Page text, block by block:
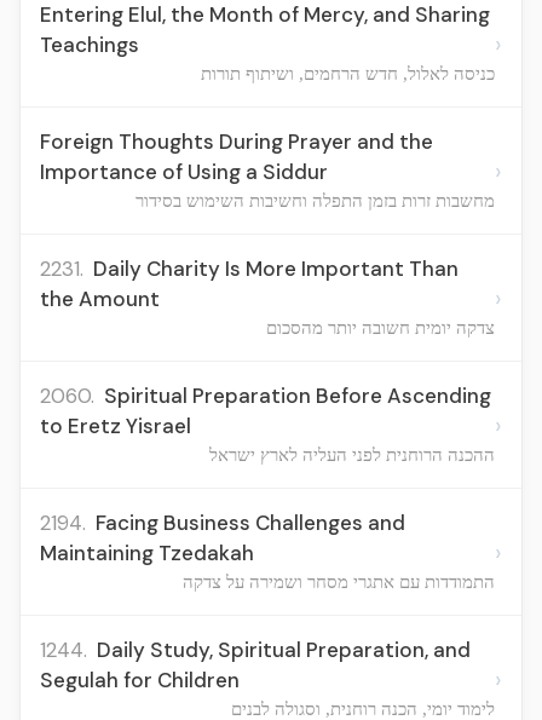
Entering Elul, the Month of Mercy, and Sharing
Teachings
כניסה לאלול, חדש הרחמים, ושיתוף תורות
›
Foreign Thoughts During Prayer and the
Importance of Using a Siddur
מחשבות זרות בזמן התפלה וחשיבות השימוש בסידור
›
2231. Daily Charity Is More Important Than
the Amount
צדקה יומית חשובה יותר מהסכום
›
2060. Spiritual Preparation Before Ascending
to Eretz Yisrael
ההכנה הרוחנית לפני העליה לארץ ישראל
›
2194. Facing Business Challenges and
Maintaining Tzedakah
התמודדות עם אתגרי מסחר ושמירה על צדקה
›
1244. Daily Study, Spiritual Preparation, and
Segulah for Children
לימוד יומי, הכנה רוחנית, וסגולה לבנים
›